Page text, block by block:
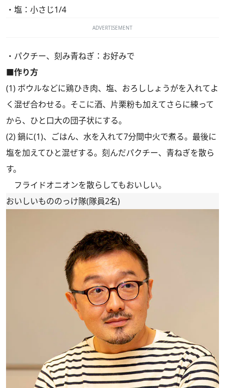
・塩：小さじ1/4
ADVERTISEMENT
・パクチー、刻み青ねぎ：お好みで
■作り方
(1) ボウルなどに鶏ひき肉、塩、おろししょうがを入れてよ
く混ぜ合わせる。そこに酒、片栗粉も加えてさらに練って
から、ひと口大の団子状にする。
(2) 鍋に(1)、ごはん、水を入れて7分間中火で煮る。最後に
塩を加えてひと混ぜする。刻んだパクチー、青ねぎを散ら
す。
フライドオニオンを散らしてもおいしい。
おいしいもののっけ隊(隊員2名)